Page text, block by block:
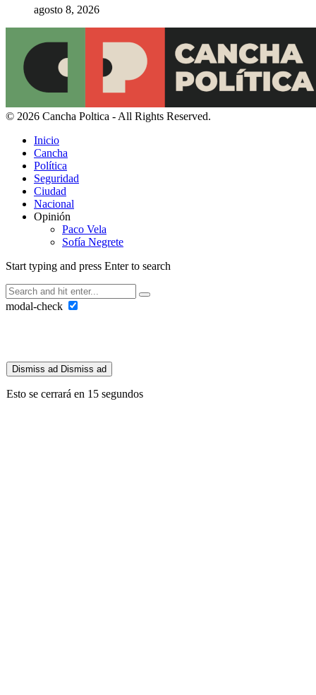
agosto 8, 2026
© 2026 Cancha Poltica - All Rights Reserved.
Inicio
Cancha
Política
Seguridad
Ciudad
Nacional
Opinión
Paco Vela
Sofía Negrete
Start typing and press Enter to search
modal-check
Dismiss ad Dismiss ad
Esto se cerrará en 14 segundos